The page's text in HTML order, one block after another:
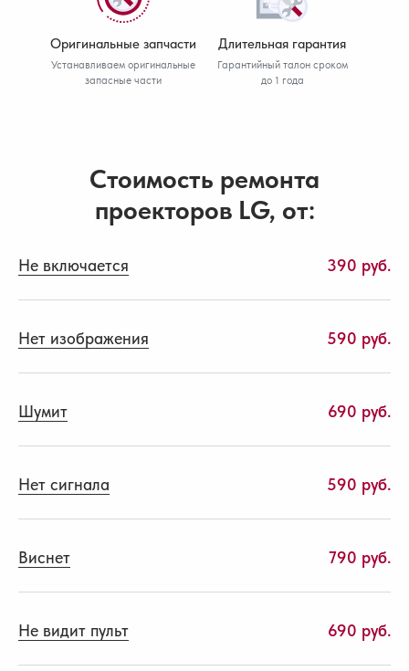
Оригинальные запчасти
Устанавливаем оригинальные
запасные части
Длительная гарантия
Гарантийный талон сроком
до 1 года
Стоимость ремонта
проекторов LG, от:
Не включается 390 руб.
Нет изображения 590 руб.
Шумит 690 руб.
Нет сигнала 590 руб.
Виснет 790 руб.
Не видит пульт 690 руб.